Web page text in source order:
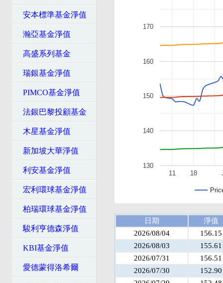
安本標準基金淨值
瀚亞基金淨值
高盛系列基金
瑞銀基金淨值
PIMCO基金淨值
法銀巴黎投顧基金
木星基金淨值
新加坡大華淨值
利安基金淨值
宏利環球基金淨值
柏瑞環球基金淨值
駿利亨德森淨值
KBI基金淨值
愛德蒙得洛希爾
11 18
130
140
150
160
170
日期
淨值
2026/08/04
156.15
2026/08/03
155.61
2026/07/31
156.51
2026/07/30
152.90